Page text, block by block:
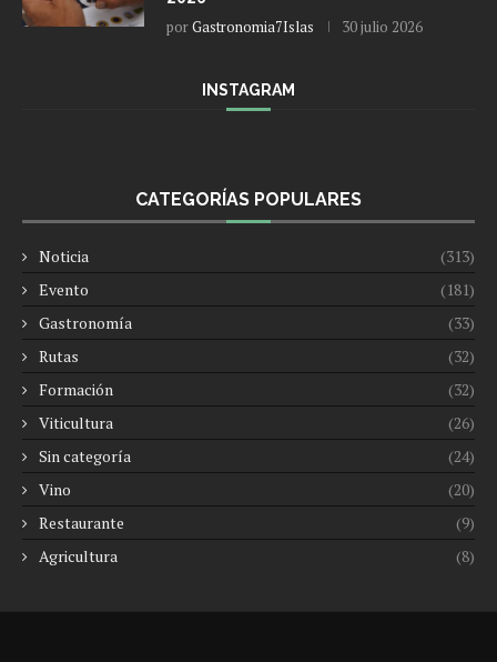
porGastronomia7Islas 30 julio 2026
INSTAGRAM
CATEGORÍAS POPULARES
Noticia
(313)
Evento
(181)
Gastronomía
(33)
Rutas
(32)
Formación
(32)
Viticultura
(26)
Sin categoría
(24)
Vino
(20)
Restaurante
(9)
Agricultura
(8)